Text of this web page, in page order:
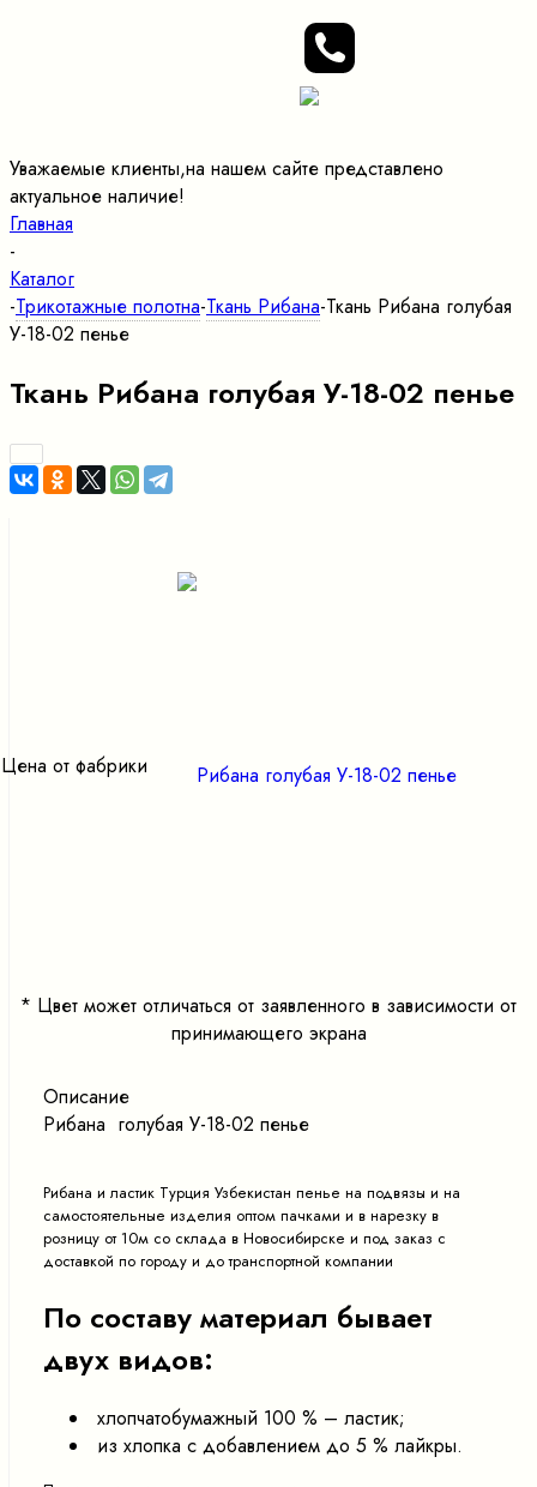
Уважаемые клиенты,на нашем сайте представлено
актуальное наличие!
Главная
-
Каталог
-Трикотажные полотна-Ткань Рибана-Ткань Рибана голубая
У-18-02 пенье
Ткань Рибана голубая У-18-02 пенье
Цена от фабрики
* Цвет может отличаться от заявленного в зависимости от
принимающего экрана
Описание
Рибана голубая У-18-02 пенье
Рибана и ластик Турция Узбекистан пенье на подвязы и на
самостоятельные изделия оптом пачками и в нарезку в
розницу от 10м со склада в Новосибирске и под заказ с
доставкой по городу и до транспортной компании
По составу материал бывает
двух видов:
хлопчатобумажный 100 % – ластик;
из хлопка с добавлением до 5 % лайкры.